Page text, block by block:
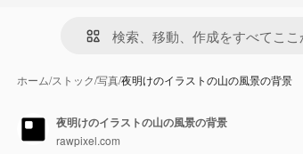
ホーム/ストック/写真/夜明けのイラストの山の風景の背景
夜明けのイラストの山の風景の背景
rawpixel.com